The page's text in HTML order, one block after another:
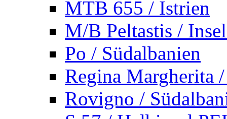
MTB 655 / Istrien
M/B Peltastis /
Po / Südalbanien
Regina Margherita
Rovigno /